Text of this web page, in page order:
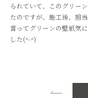
られていて、このグリー
たのですが、施工後、担
言ってグリーンの壁紙気
した(^-^)